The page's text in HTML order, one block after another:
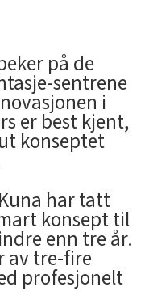
på de
sentrene
i
er best kjent,
konseptet
har tatt
konsept til
enn tre år.
av tre-fire
profesjonelt